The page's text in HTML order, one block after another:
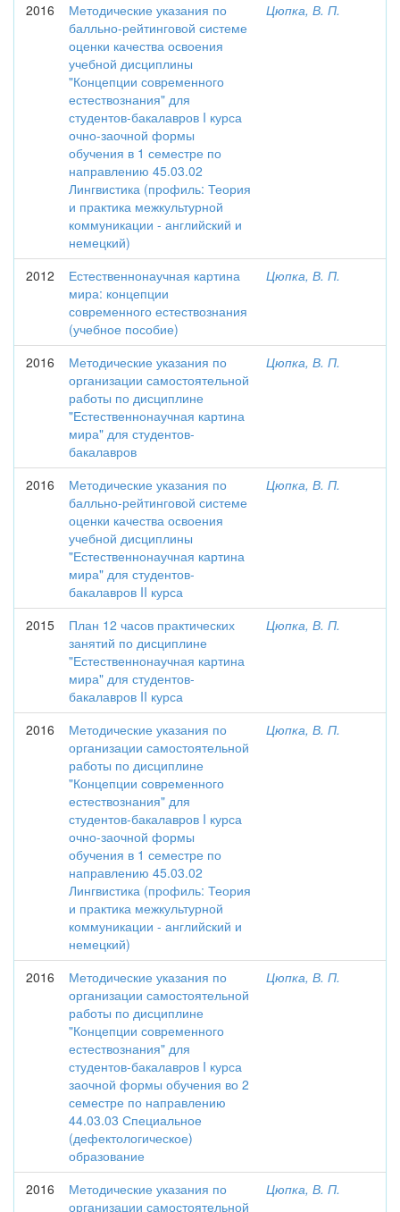
2016
Методические указания по
балльно-рейтинговой системе
оценки качества освоения
учебной дисциплины
"Концепции современного
естествознания" для
студентов-бакалавров I курса
очно-заочной формы
обучения в 1 семестре по
направлению 45.03.02
Лингвистика (профиль: Теория
и практика межкультурной
коммуникации - английский и
немецкий)
Цюпка, В. П.
2012
Естественнонаучная картина
мира: концепции
современного естествознания
(учебное пособие)
Цюпка, В. П.
2016
Методические указания по
организации самостоятельной
работы по дисциплине
"Естественнонаучная картина
мира" для студентов-
бакалавров
Цюпка, В. П.
2016
Методические указания по
балльно-рейтинговой системе
оценки качества освоения
учебной дисциплины
"Естественнонаучная картина
мира" для студентов-
бакалавров II курса
Цюпка, В. П.
2015
План 12 часов практических
занятий по дисциплине
"Естественнонаучная картина
мира" для студентов-
бакалавров II курса
Цюпка, В. П.
2016
Методические указания по
организации самостоятельной
работы по дисциплине
"Концепции современного
естествознания" для
студентов-бакалавров I курса
очно-заочной формы
обучения в 1 семестре по
направлению 45.03.02
Лингвистика (профиль: Теория
и практика межкультурной
коммуникации - английский и
немецкий)
Цюпка, В. П.
2016
Методические указания по
организации самостоятельной
работы по дисциплине
"Концепции современного
естествознания" для
студентов-бакалавров I курса
заочной формы обучения во 2
семестре по направлению
44.03.03 Специальное
(дефектологическое)
образование
Цюпка, В. П.
2016
Методические указания по
организации самостоятельной
Цюпка, В. П.